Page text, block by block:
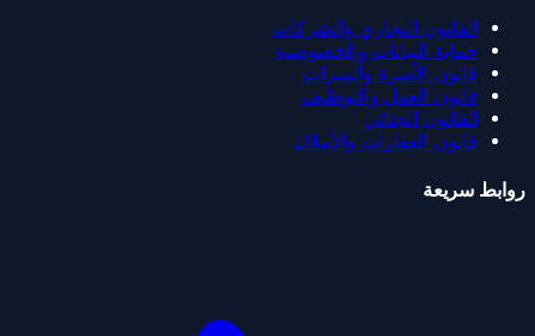
القانون التجاري والشركات
حماية البيانات والخصوصية
قانون الأسرة والميراث
قانون العمل والتوظيف
القانون الجنائي
قانون العقارات والأملاك
روابط سريعة